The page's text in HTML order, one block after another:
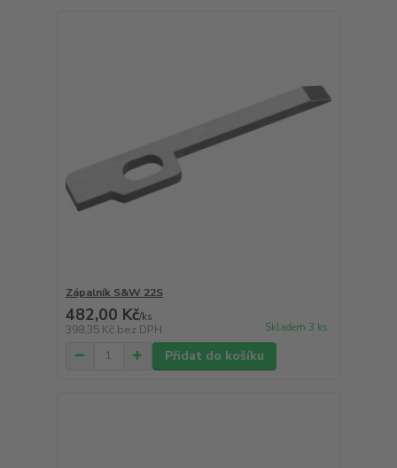
Zápalník S&W 22S
482,00 Kč/ks
398,35 Kč bez DPH Skladem 3 ks
Přidat do košíku